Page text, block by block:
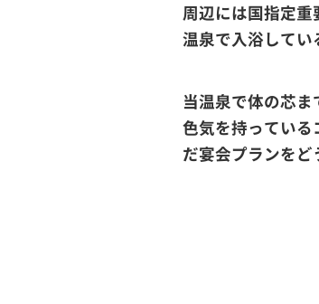
周辺には国指定
温泉で入浴してい
当温泉で体の芯
色気を持ってい
だ宴会プランをど